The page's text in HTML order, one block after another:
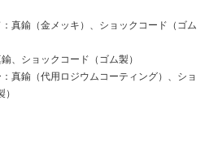
真鍮（金メッキ）、ショックコード（ゴム
、ショックコード（ゴム製）
：真鍮（代用ロジウムコーティング）、ショ